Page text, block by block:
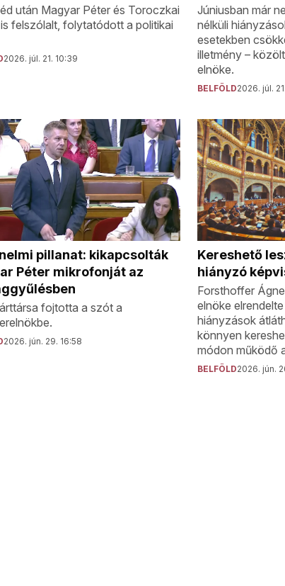
után Magyar Péter és Toroczkai
felszólalt, folytatódott a politikai
2026. júl. 21. 10:39
Júniusban már
nélküli
esetekben
illetmény –
elnöke.
BELFÖLD2026. júl.
pillanat: kikapcsolták
Péter mikrofonját az
fojtotta a szót a
2026. jún. 29. 16:58
Kereshető
hiányzó
Forsthoffer
elnöke
hiányzások
könnyen
módon működő
BELFÖLD2026. jún.